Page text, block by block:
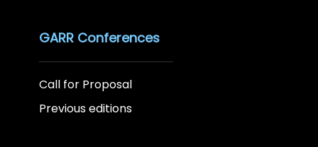
GARR Conferences
Call for Proposal
Previous editions